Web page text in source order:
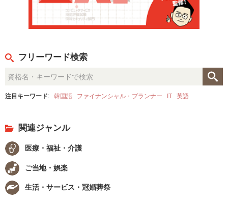
フリーワード検索
注目キーワード: 韓国語 ファイナンシャル・プランナー IT 英語
関連ジャンル
医療・福祉・介護
ご当地・娯楽
生活・サービス・冠婚葬祭